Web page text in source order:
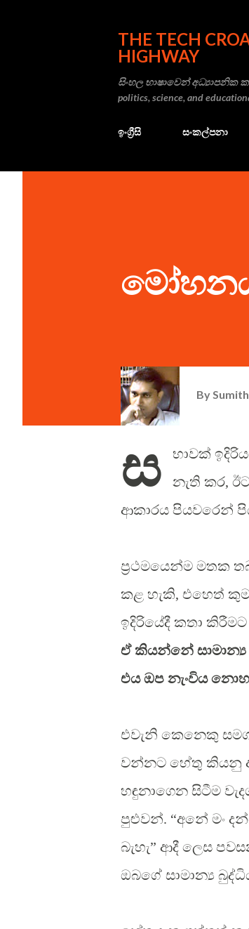
THE TECH
HIGHWAY
සිංහල භාෂාවෙන් අධ්‍යාපනික
politics, science, and
ඉංග්‍රීසි සංකල්පනා
මෝහනය
By
ස
භාවක්
නැති කර,
ආකාරය පියවරෙන්
ප්‍රථමයෙන්ම මතක
කළ හැකි, එහෙත්
ඉදිරියේදී කතා
ඒ කියන්නේ
එය ඔප නැංවිය
එවැනි කෙනෙකු
වන්නට හේතු කියනු
හඳුනාගෙන සිටීම
පුළුවන්. “අනේ මං
බැහැ” ආදී ලෙස
ඔබගේ සාමාන්‍ය